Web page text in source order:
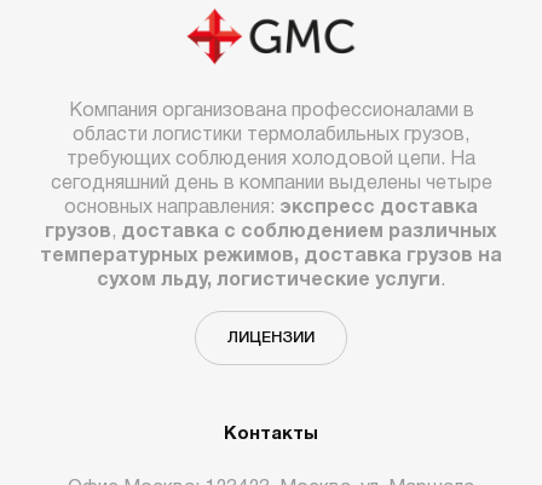
Компания организована профессионалами в
области логистики термолабильных грузов,
требующих соблюдения холодовой цепи. На
сегодняшний день в компании выделены четыре
основных направления: экспресс доставка
грузов, доставка с соблюдением различных
температурных режимов, доставка грузов на
сухом льду, логистические услуги .
ЛИЦЕНЗИИ
Контакты